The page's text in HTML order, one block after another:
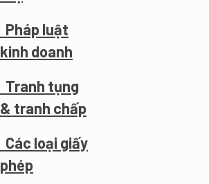
Pháp luật
kinh doanh
Tranh tụng
& tranh chấp
Các loại giấy
phép